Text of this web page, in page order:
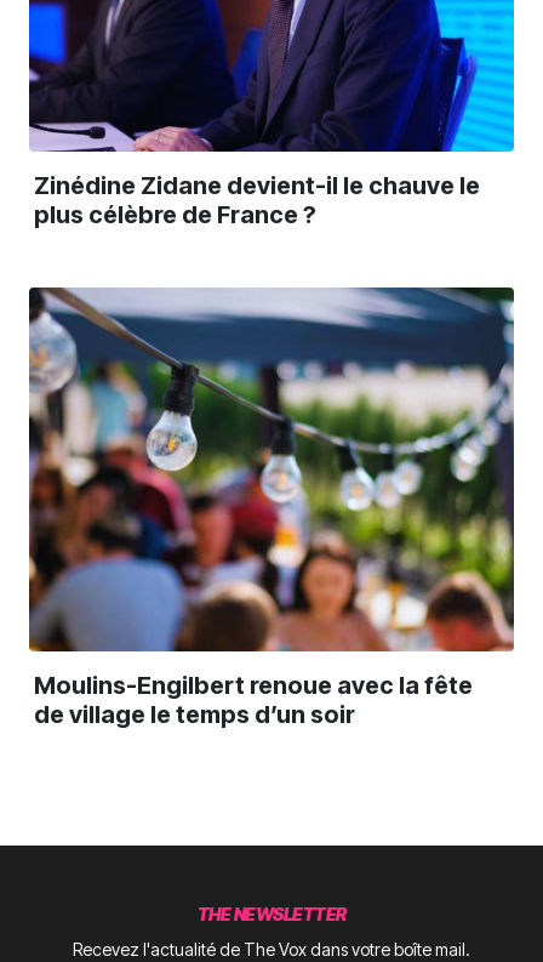
Zinédine Zidane devient-il le chauve le
plus célèbre de France ?
Moulins-Engilbert renoue avec la fête
de village le temps d’un soir
THE NEWSLETTER
Recevez l'actualité de The Vox dans votre boîte mail.